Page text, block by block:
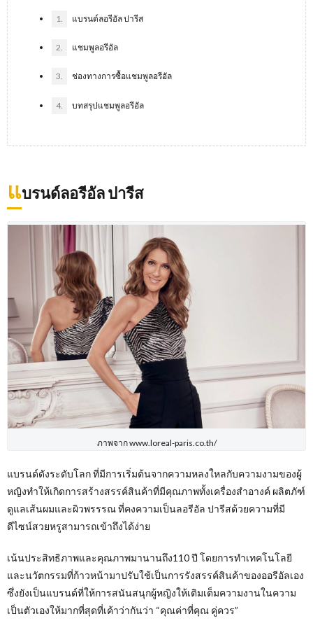
1. แบรนด์ลอรีอัล ปารีส
2. แชมพูลอรีอัล
3. ช่องทางการซื้อแชมพูลอรีอัล
4. บทสรุปแชมพูลอรีอัล
แบรนด์ลอรีอัล ปารีส
ภาพจาก www.loreal-paris.co.th/
แบรนด์ดังระดับโลก ที่มีการเริ่มต้นจากความหลงใหลกับความงามของผู้
หญิงทำให้เกิดการสร้างสรรค์สินค้าที่มีคุณภาพทั้งเครื่องสำอางค์ ผลิตภัฑ์
ดูแลเส้นผมและผิวพรรรณ ที่คงความเป็นลอรีอัล ปารีสด้วยความที่มี
ดีไซน์สวยหรูสามารถเข้าถึงได้ง่าย
เน้นประสิทธิภาพและคุณภาพมานานถึง110 ปี โดยการทำเทคโนโลยี
และนวัตกรรมที่ก้าวหน้ามาปรับใช้เป็นการรังสรรค์สินค้าของออรีอัลเอง
ซึ่งยังเป็นแบรนด์ที่ให้การสนันสนุกผู้หญิงให้เติมเต็มความงานในความ
เป็นตัวเองให้มากที่สุดที่เค้าว่ากันว่า “คุณค่าที่คุณ คู่ควร”